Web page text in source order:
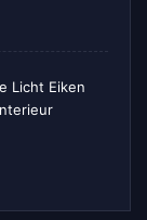
Licht Eiken